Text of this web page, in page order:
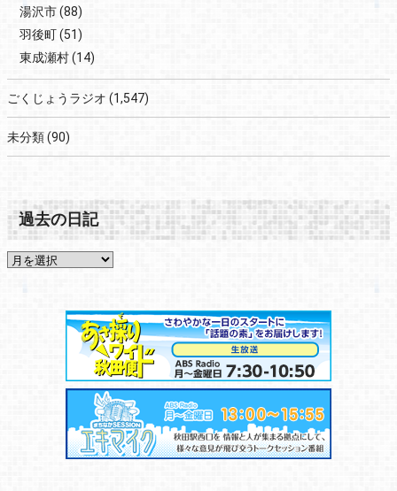
湯沢市(88)
羽後町(51)
東成瀬村(14)
ごくじょうラジオ (1,547)
未分類(90)
過去の日記